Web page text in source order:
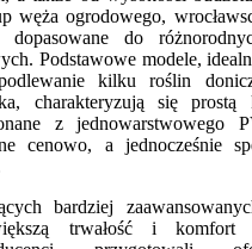
węża ogrodowego,
dopasowane do
Podstawowe modele,
kilku roślin
charakteryzują się prostą
z jednowarstwowego
cenowo, a jednocześnie
bardziej
trwałość i komfort